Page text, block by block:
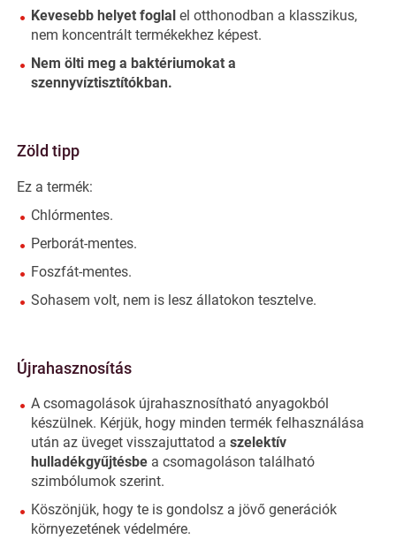
Kevesebb helyet foglal el otthonodban a klasszikus,
nem koncentrált termékekhez képest.
Nem ölti meg a baktériumokat a
szennyvíztisztítókban.
Zöld tipp
Ez a termék:
Chlórmentes.
Perborát-mentes.
Foszfát-mentes.
Sohasem volt, nem is lesz állatokon tesztelve.
Újrahasznosítás
A csomagolások újrahasznosítható anyagokból
készülnek. Kérjük, hogy minden termék felhasználása
után az üveget visszajuttatod a szelektív
hulladékgyűjtésbe a csomagoláson található
szimbólumok szerint.
Köszönjük, hogy te is gondolsz a jövő generációk
környezetének védelmére.